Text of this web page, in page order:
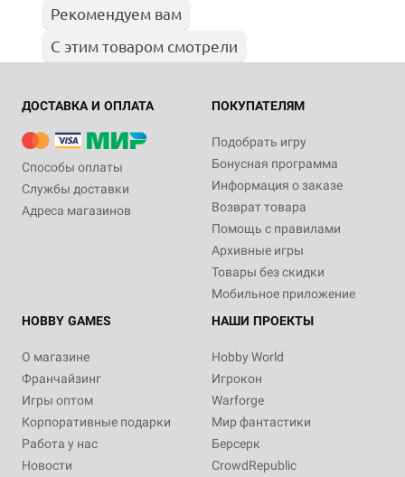
Рекомендуем вам
С этим товаром смотрели
ДОСТАВКА И ОПЛАТА
Способы оплаты
Службы доставки
Адреса магазинов
ПОКУПАТЕЛЯМ
Подобрать игру
Бонусная программа
Информация о заказе
Возврат товара
Помощь с правилами
Архивные игры
Товары без скидки
Мобильное приложение
HOBBY GAMES
О магазине
Франчайзинг
Игры оптом
Корпоративные подарки
Работа у нас
Новости
НАШИ ПРОЕКТЫ
Hobby World
Игрокон
Warforge
Мир фантастики
Берсерк
CrowdRepublic